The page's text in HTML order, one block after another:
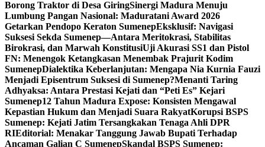
Borong Traktor di Desa GiringSinergi Madura Menuju
Lumbung Pangan Nasional: Maduratani Award 2026
Getarkan Pendopo Keraton SumenepEksklusif: Navigasi
Suksesi Sekda Sumenep—Antara Meritokrasi, Stabilitas
Birokrasi, dan Marwah KonstitusiUji Akurasi SS1 dan Pistol
FN: Menengok Ketangkasan Menembak Prajurit Kodim
SumenepDialektika Keberlanjutan: Mengapa Nia Kurnia Fauzi
Menjadi Episentrum Suksesi di Sumenep?Menanti Taring
Adhyaksa: Antara Prestasi Kejati dan “Peti Es” Kejari
Sumenep12 Tahun Madura Expose: Konsisten Mengawal
Kepastian Hukum dan Menjadi Suara RakyatKorupsi BSPS
Sumenep: Kejati Jatim Tersangkakan Tenaga Ahli DPR
RIEditorial: Menakar Tanggung Jawab Bupati Terhadap
Ancaman Galian C SumenepSkandal BSPS Sumenep: